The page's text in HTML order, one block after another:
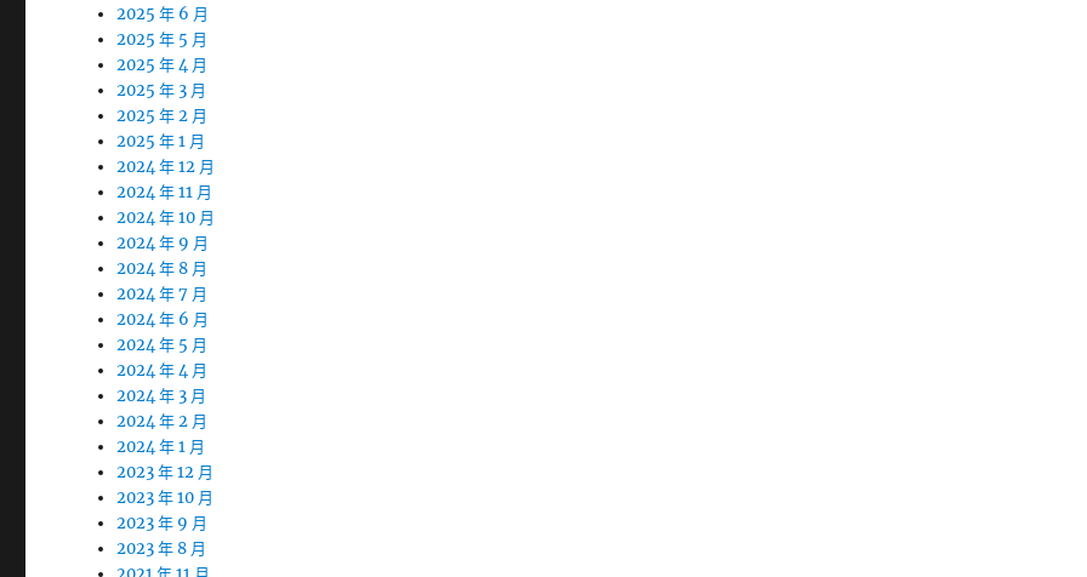
2025 年 6 月
2025 年 5 月
2025 年 4 月
2025 年 3 月
2025 年 2 月
2025 年 1 月
2024 年 12 月
2024 年 11 月
2024 年 10 月
2024 年 9 月
2024 年 8 月
2024 年 7 月
2024 年 6 月
2024 年 5 月
2024 年 4 月
2024 年 3 月
2024 年 2 月
2024 年 1 月
2023 年 12 月
2023 年 10 月
2023 年 9 月
2023 年 8 月